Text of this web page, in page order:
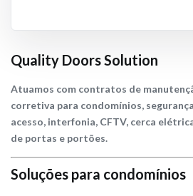
Quality Doors Solution
Atuamos com contratos de
corretiva para condomínios,
acesso, interfonia, CFTV, cerca
de portas e portões.
Soluções para condomínios